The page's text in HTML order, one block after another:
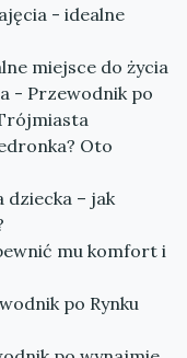
- idealne
miejsce do życia
- Przewodnik po
Oto
dziecka – jak
mu komfort i
po Rynku